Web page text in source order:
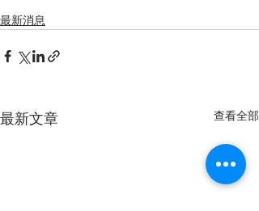
最新消息
最新文章 查看全部